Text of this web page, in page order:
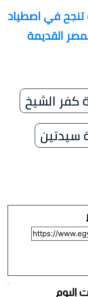
تنجح في اصطياد
القديمة
الشيخ
سيدتين